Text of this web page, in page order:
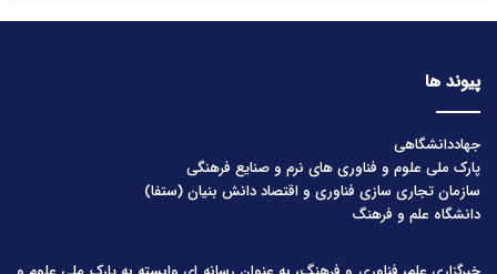
پیوند ها
جهاددانشگاهی
پارک ملی علوم و فناوری های نرم و صنایع فرهنگی
سازمان تجاری سازی فناوری و اقتصاد دانش بنیان (ستفا)
دانشگاه علم و فرهنگ